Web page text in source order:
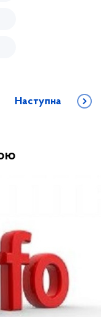
Наступна